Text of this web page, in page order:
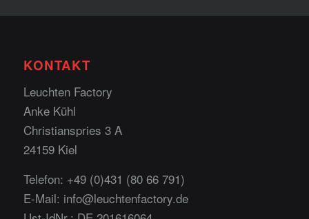
KONTAKT
Leuchten Factory
Anke Kühl
Christianspries 3 A
24159 Kiel
Telefon: +49 (0)431 (80 66 791)
E-Mail: info@leuchtenfactory.de